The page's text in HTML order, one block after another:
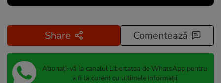
Share Comentează
Abonați-vă la canalul Libertatea de WhatsApp pentru
a fi la curent cu ultimele informații